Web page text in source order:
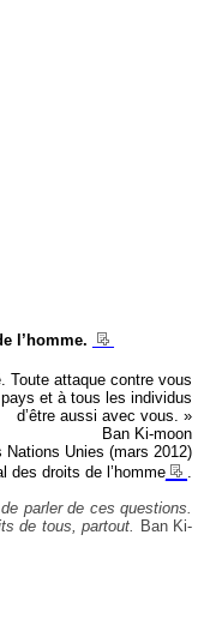
l’homme. __
Toute attaque contre vous
et à tous les individus
d’être aussi avec vous. »
Ban Ki-moon
Unies (mars 2012)
des droits de l’homme __ .
parler de ces questions.
de tous, partout.
Ban Ki-